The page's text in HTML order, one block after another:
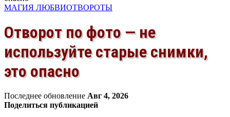
МАГИЯ ЛЮБВИОТВОРОТЫ
Отворот по фото — не
используйте старые снимки,
это опасно
Последнее обновление Авг 4, 2026
Поделиться публикацией